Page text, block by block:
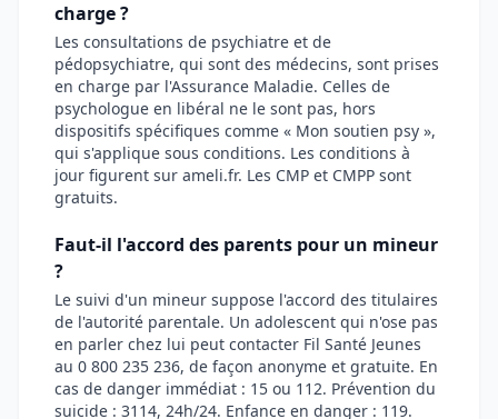
charge ?
Les consultations de psychiatre et de
pédopsychiatre, qui sont des médecins, sont prises
en charge par l'Assurance Maladie. Celles de
psychologue en libéral ne le sont pas, hors
dispositifs spécifiques comme « Mon soutien psy »,
qui s'applique sous conditions. Les conditions à
jour figurent sur ameli.fr. Les CMP et CMPP sont
gratuits.
Faut-il l'accord des parents pour un mineur
?
Le suivi d'un mineur suppose l'accord des titulaires
de l'autorité parentale. Un adolescent qui n'ose pas
en parler chez lui peut contacter Fil Santé Jeunes
au 0 800 235 236, de façon anonyme et gratuite. En
cas de danger immédiat : 15 ou 112. Prévention du
suicide : 3114, 24h/24. Enfance en danger : 119.